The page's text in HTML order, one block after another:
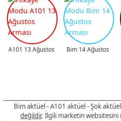
A101 13 Ağustos Bim 14 Ağustos
Bim aktüel - A101 aktüel - Şok
değildir. İlgili marketin